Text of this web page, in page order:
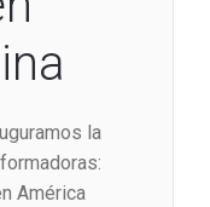
la
América